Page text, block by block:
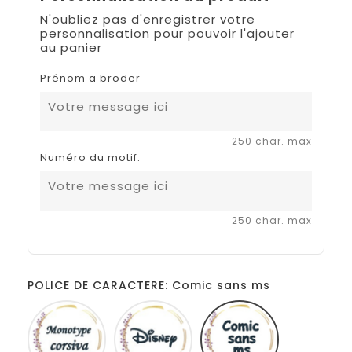
N'oubliez pas d'enregistrer votre
personnalisation pour pouvoir l'ajouter
au panier
Prénom a broder
250 char. max
Numéro du motif.
250 char. max
POLICE DE CARACTERE: Comic sans ms
Monotype
corsiva
Disney
ms